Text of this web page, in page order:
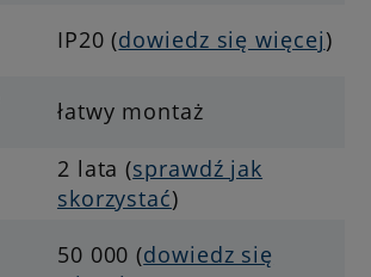
IP20 (dowiedz się więcej)
łatwy montaż
2 lata (sprawdź jak
skorzystać)
50 000 (dowiedz się